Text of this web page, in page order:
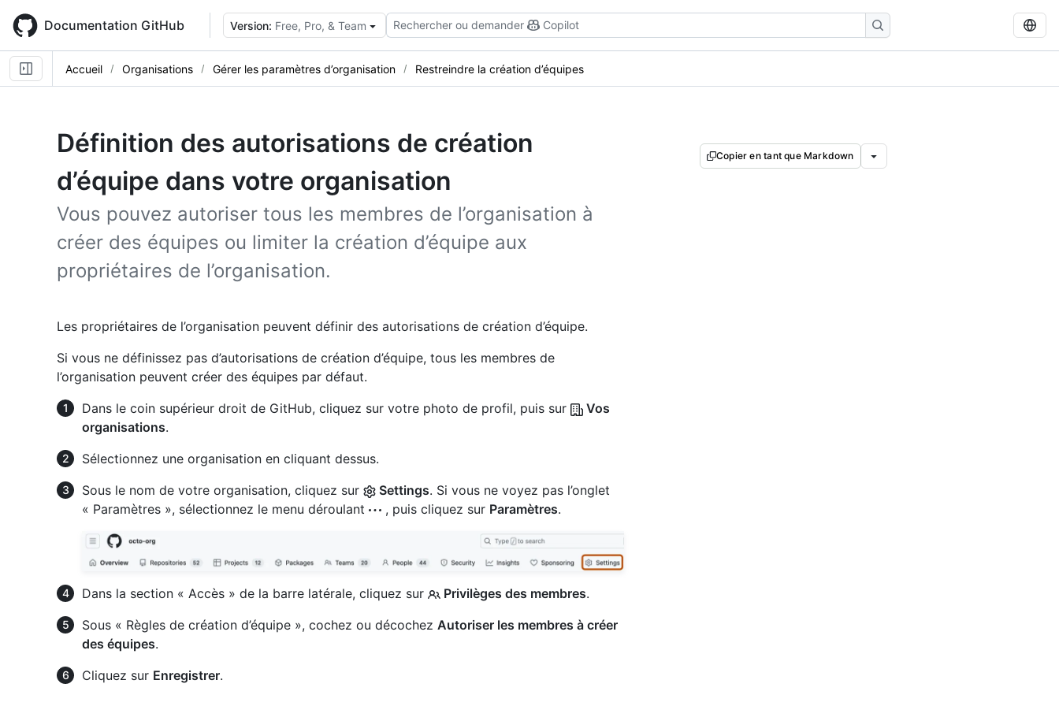
main
content
Documentation GitHub Version: Free, Pro, & Team Rechercher ou demander Copilot
Accueil Organisations Gérer les paramètres d’organisation Restreindre la création d’équipes
Définition des autorisations de création
d’équipe dans votre organisation
Vous pouvez autoriser tous les membres de l’organisation à
créer des équipes ou limiter la création d’équipe aux
propriétaires de l’organisation.
Copier en tant que Markdown
Les propriétaires de l’organisation peuvent définir des autorisations de création d’équipe.
Si vous ne définissez pas d’autorisations de création d’équipe, tous les membres de
l’organisation peuvent créer des équipes par défaut.
Dans le coin supérieur droit de GitHub, cliquez sur votre photo de profil, puis sur
Vos
organisations.
Sélectionnez une organisation en cliquant dessus.
Sous le nom de votre organisation, cliquez sur
Settings. Si vous ne voyez pas l’onglet
« Paramètres », sélectionnez le menu déroulant
, puis cliquez sur Paramètres.
Dans la section « Accès » de la barre latérale, cliquez sur Privilèges des membres.
Sous « Règles de création d’équipe », cochez ou décochez Autoriser les membres à créer
des équipes.
Cliquez sur Enregistrer.